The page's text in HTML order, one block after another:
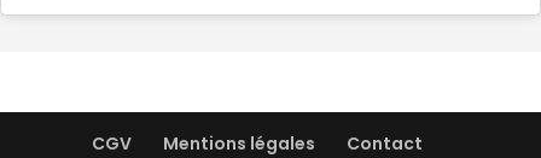
CGV Mentions légales Contact